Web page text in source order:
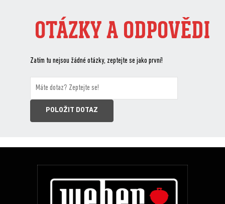
OTÁZKY A ODPOVĚDI
Zatím tu nejsou žádné otázky, zeptejte se jako první!